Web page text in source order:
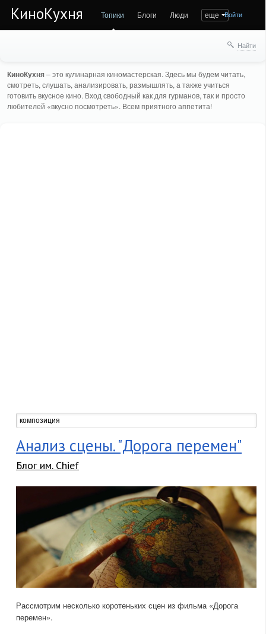
КиноКухня Топики Блоги Люди еще Войти
Найти
КиноКухня– это кулинарная киномастерская. Здесь мы будем читать,
смотреть, слушать, анализировать, размышлять, а также учиться
готовить вкусное кино. Вход свободный как для гурманов, так и просто
любителей «вкусно посмотреть». Всем приятного аппетита!
Анализ сцены. "Дорога перемен"
Блог им. Chief
Рассмотрим несколько коротеньких сцен из фильма «Дорога
перемен».